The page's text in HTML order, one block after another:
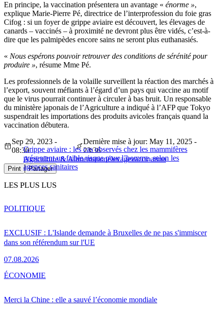
En principe, la vaccination présentera un avantage « énorme »,
explique Marie-Pierre Pé, directrice de l’interprofession du foie gras
Cifog : si un foyer de grippe aviaire est découvert, les élevages de
canards – vaccinés – à proximité ne devront plus être vidés, c’est-à-
dire que les palmipèdes encore sains ne seront plus euthanasiés.
« Nous espérons pouvoir retrouver des conditions de sérénité pour
produire », résume Mme Pé.
Les professionnels de la volaille surveillent la réaction des marchés à
l’export, souvent méfiants à l’égard d’un pays qui vaccine au motif
que le virus pourrait continuer à circuler à bas bruit. Un responsable
du ministère japonais de l’Agriculture a indiqué à l’AFP que Tokyo
suspendrait les importations des produits avicoles français quand la
vaccination débutera.
Grippe aviaire : les cas observés chez les mammifères
présentent un faible risque pour l’homme, selon les
agences sanitaires
Sep 29, 2023 -
08:30
Dernière mise à jour: May 11, 2025 -
23:36
Agriculture & Alimentationélevagevaccination
Print Partager
LES PLUS LUS
EXCLUSIF : L'Islande demande à Bruxelles de ne pas s'immiscer
dans son référendum sur l'UE
07.08.2026
POLITIQUE
Merci la Chine : elle a sauvé l’économie mondiale
ÉCONOMIE